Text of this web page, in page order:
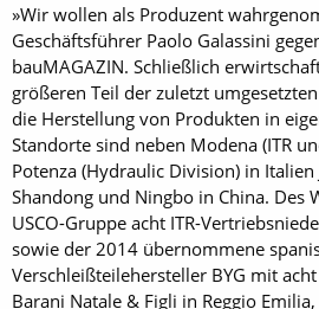
»Wir wollen als Produzent
Geschäftsführer Paolo Galassini
bauMAGAZIN. Schließlich
größeren Teil der zuletzt
die Herstellung von Produkten in
Standorte sind neben Modena (ITR
Potenza (Hydraulic Division) in
Shandong und Ningbo in China. Des
USCO-Gruppe acht ITR-
sowie der 2014 übernommene
Verschleißteilehersteller BYG mit
Barani Natale & Figli in Reggio